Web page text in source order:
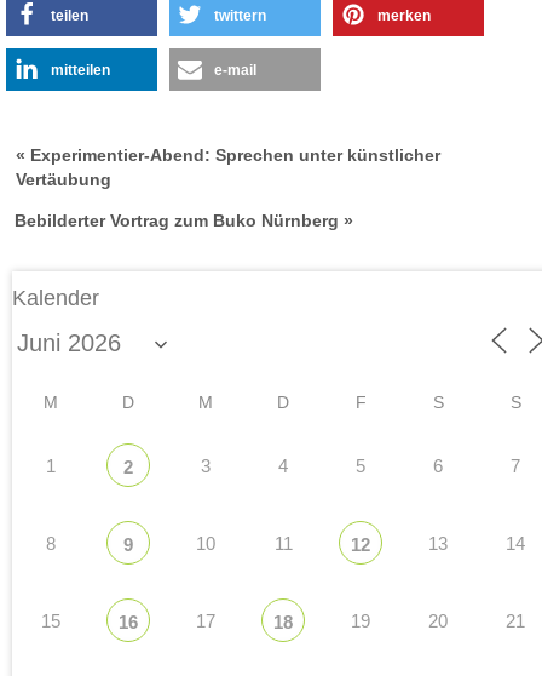
teilen twittern merken
mitteilen e-mail
« Experimentier-Abend: Sprechen unter künstlicher
Vertäubung
Bebilderter Vortrag zum Buko Nürnberg »
Kalender
M D M D F S S
1 2 3 4 5 6 7
8 9 10 11 12 13 14
15 16 17 18 19 20 21